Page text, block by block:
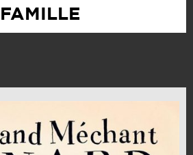
FAMILLE